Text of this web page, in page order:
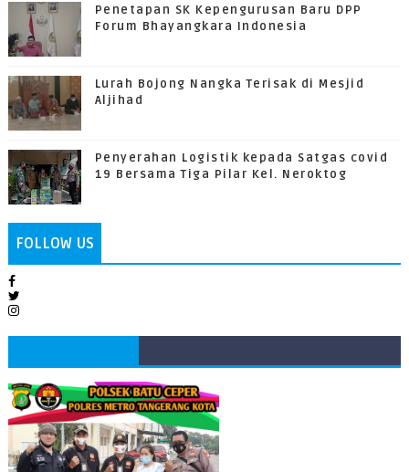
Penetapan SK Kepengurusan Baru DPP
Forum Bhayangkara Indonesia
Lurah Bojong Nangka Terisak di Mesjid
Aljihad
Penyerahan Logistik kepada Satgas covid
19 Bersama Tiga Pilar Kel. Neroktog
FOLLOW US